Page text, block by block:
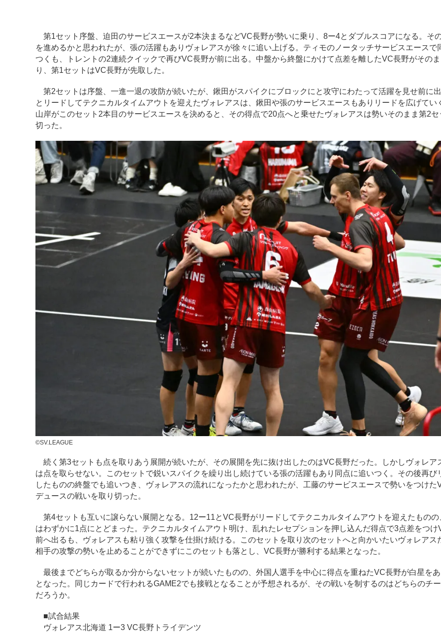
第1セット序盤、迫田のサービスエースが2本決まるなどVC長野が勢いに乗り、8ー4とダブルスコアになる。そ
を進めるかと思われたが、張の活躍もありヴォレアスが徐々に追い上げる。ティモのノータッチサービスエースで
つくも、トレントの2連続クイックで再びVC長野が前に出る。中盤から終盤にかけて点差を離したVC長野がその
り、第1セットはVC長野が先取した。
第2セットは序盤、一進一退の攻防が続いたが、鍬田がスパイクにブロックにと攻守にわたって活躍を見せ前に
とリードしてテクニカルタイムアウトを迎えたヴォレアスは、鍬田や張のサービスエースもありリードを広げてい
山岸がこのセット2本目のサービスエースを決めると、その得点で20点へと乗せたヴォレアスは勢いそのまま第2
切った。
©SV.LEAGUE
続く第3セットも点を取りあう展開が続いたが、その展開を先に抜け出したのはVC長野だった。しかしヴォレア
は点を取らせない。このセットで鋭いスパイクを繰り出し続けている張の活躍もあり同点に追いつく。その後再び
したものの終盤でも追いつき、ヴォレアスの流れになったかと思われたが、工藤のサービスエースで勢いをつけた
デュースの戦いを取り切った。
第4セットも互いに譲らない展開となる。12ー11とVC長野がリードしてテクニカルタイムアウトを迎えたものの
はわずかに1点にとどまった。テクニカルタイムアウト明け、乱れたレセプションを押し込んだ得点で3点差をつけ
前へ出るも、ヴォレアスも粘り強く攻撃を仕掛け続ける。このセットを取り次のセットへと向かいたいヴォレアス
相手の攻撃の勢いを止めることができずにこのセットも落とし、VC長野が勝利する結果となった。
最後までどちらが取るか分からないセットが続いたものの、外国人選手を中心に得点を重ねたVC長野が白星を
となった。同じカードで行われるGAME2でも接戦となることが予想されるが、その戦いを制するのはどちらのチ
だろうか。
■試合結果
ヴォレアス北海道 1ー3 VC長野トライデンツ